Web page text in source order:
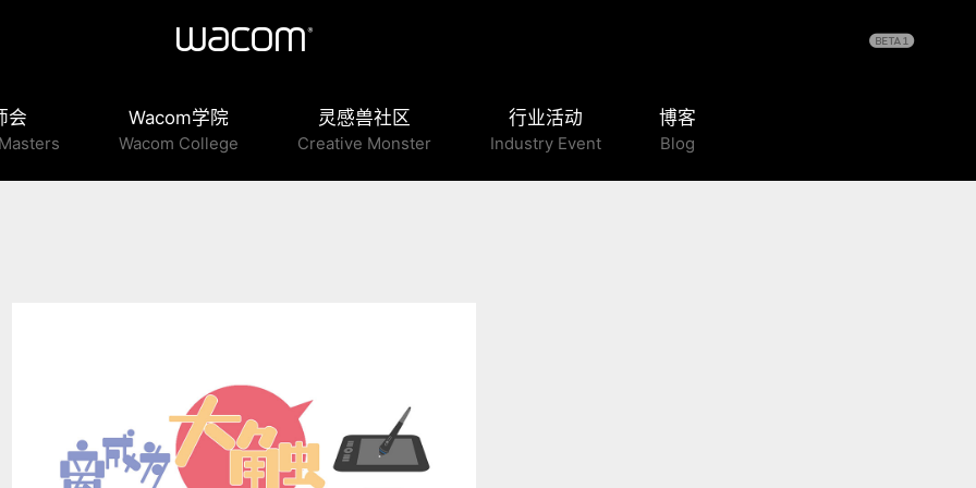
会 Wacom学院
Wacom College
灵感兽社区
Creative Monster
行业活动
Industry Event
博客
Blog